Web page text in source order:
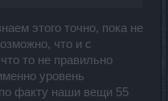
этого точно, пока не
что и с
то не правильно
уровень
по факту наши вещи 55